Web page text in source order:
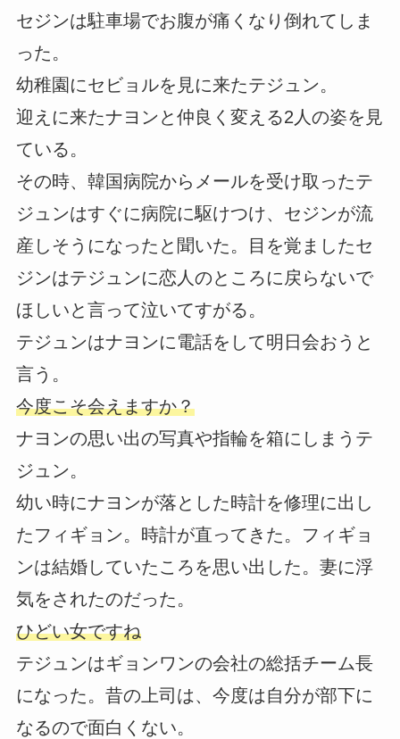
セジンは駐車場でお腹が痛くなり倒れてしま
った。
幼稚園にセビョルを見に来たテジュン。
迎えに来たナヨンと仲良く変える2人の姿を見
ている。
その時、韓国病院からメールを受け取ったテ
ジュンはすぐに病院に駆けつけ、セジンが流
産しそうになったと聞いた。目を覚ましたセ
ジンはテジュンに恋人のところに戻らないで
ほしいと言って泣いてすがる。
テジュンはナヨンに電話をして明日会おうと
言う。
今度こそ会えますか？
ナヨンの思い出の写真や指輪を箱にしまうテ
ジュン。
幼い時にナヨンが落とした時計を修理に出し
たフィギョン。時計が直ってきた。フィギョ
ンは結婚していたころを思い出した。妻に浮
気をされたのだった。
ひどい女ですね
テジュンはギョンワンの会社の総括チーム長
になった。昔の上司は、今度は自分が部下に
なるので面白くない。